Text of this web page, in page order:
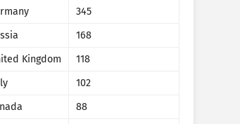
345
168
Kingdom
118
102
88